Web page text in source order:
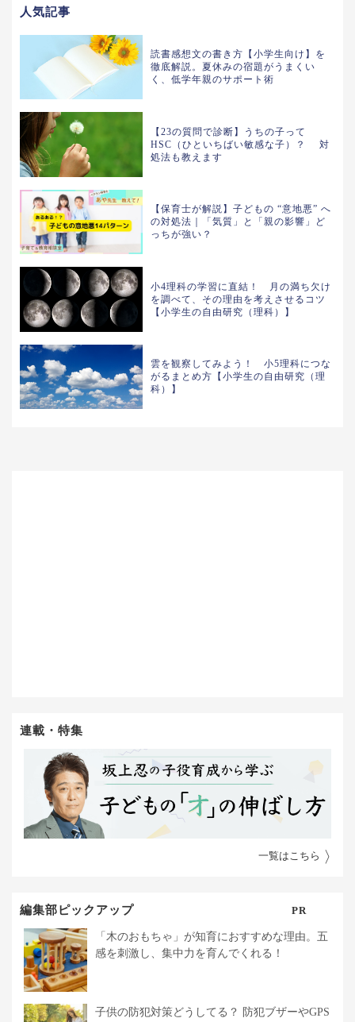
人気記事
読書感想文の書き方【小学生向け】を
徹底解説。夏休みの宿題がうまくい
く、低学年親のサポート術
【23の質問で診断】うちの子って
HSC（ひといちばい敏感な子）？ 対
処法も教えます
【保育士が解説】子どもの “意地悪” へ
の対処法｜「気質」と「親の影響」ど
っちが強い？
小4理科の学習に直結！ 月の満ち欠け
を調べて、その理由を考えさせるコツ
【小学生の自由研究（理科）】
雲を観察してみよう！ 小5理科につな
がるまとめ方【小学生の自由研究（理
科）】
連載・特集
一覧はこちら
編集部ピックアップ PR
「木のおもちゃ」が知育におすすめな理由。五
感を刺激し、集中力を育んでくれる！
子供の防犯対策どうしてる？ 防犯ブザーやGPS